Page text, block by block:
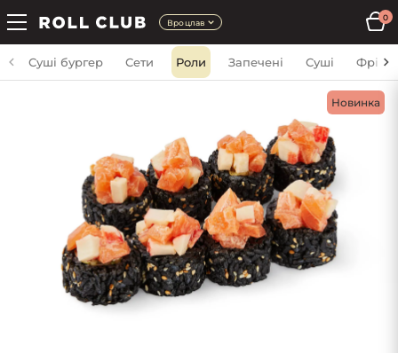
Вроцлав
0
Суші бургер Сети Роли Запечені Суші Фрі
Новинка